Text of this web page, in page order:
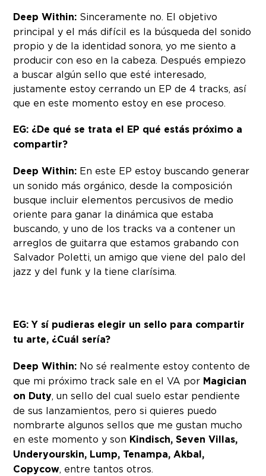
Deep Within: Sinceramente no. El objetivo
principal y el más difícil es la búsqueda del sonido
propio y de la identidad sonora, yo me siento a
producir con eso en la cabeza. Después empiezo
a buscar algún sello que esté interesado,
justamente estoy cerrando un EP de 4 tracks, así
que en este momento estoy en ese proceso.
EG: ¿De qué se trata el EP qué estás próximo a
compartir?
Deep Within: En este EP estoy buscando generar
un sonido más orgánico, desde la composición
busque incluir elementos percusivos de medio
oriente para ganar la dinámica que estaba
buscando, y uno de los tracks va a contener un
arreglos de guitarra que estamos grabando con
Salvador Poletti, un amigo que viene del palo del
jazz y del funk y la tiene clarísima.
EG: Y sí pudieras elegir un sello para compartir
tu arte, ¿Cuál sería?
Deep Within: No sé realmente estoy contento de
que mi próximo track sale en el VA por Magician
on Duty, un sello del cual suelo estar pendiente
de sus lanzamientos, pero si quieres puedo
nombrarte algunos sellos que me gustan mucho
en este momento y son Kindisch, Seven Villas,
Underyourskin, Lump, Tenampa, Akbal,
Copycow, entre tantos otros.